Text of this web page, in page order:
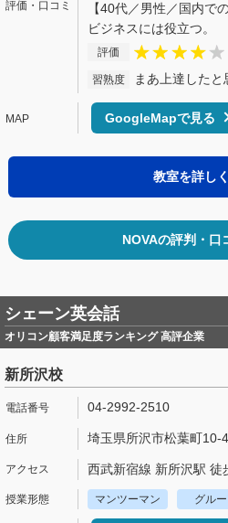
【40代／男性／国内で
ビジネスには役立つ。
評価
習熟度 まあ上達したと
GoogleMapで見る
教室を詳し
NOVAの評判・口
シェーン英会話
オリコン顧客満足度ランキング 高評企業
新所沢校
04-2992-2510
埼玉県所沢市松葉町10-
西武新宿線 新所沢駅 徒
マンツーマン グル